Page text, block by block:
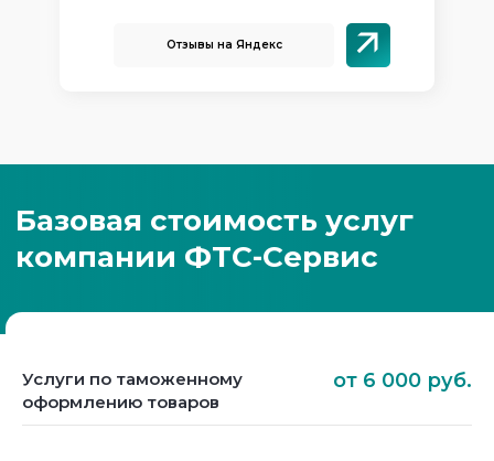
Отзывы на Яндекс
Услуги по таможенному
оформлению товаров
от 6 000 руб.